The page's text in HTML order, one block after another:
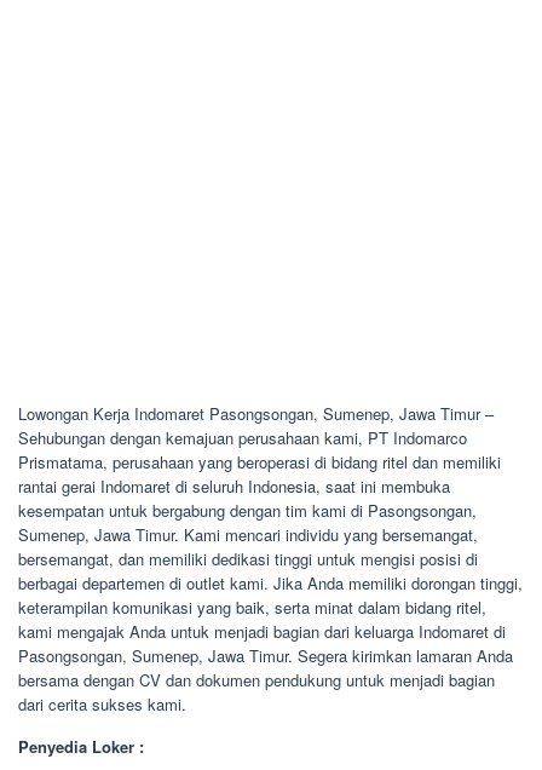
Lowongan Kerja Indomaret Pasongsongan, Sumenep, Jawa Timur –
Sehubungan dengan kemajuan perusahaan kami, PT Indomarco
Prismatama, perusahaan yang beroperasi di bidang ritel dan memiliki
rantai gerai Indomaret di seluruh Indonesia, saat ini membuka
kesempatan untuk bergabung dengan tim kami di Pasongsongan,
Sumenep, Jawa Timur. Kami mencari individu yang bersemangat,
bersemangat, dan memiliki dedikasi tinggi untuk mengisi posisi di
berbagai departemen di outlet kami. Jika Anda memiliki dorongan tinggi,
keterampilan komunikasi yang baik, serta minat dalam bidang ritel,
kami mengajak Anda untuk menjadi bagian dari keluarga Indomaret di
Pasongsongan, Sumenep, Jawa Timur. Segera kirimkan lamaran Anda
bersama dengan CV dan dokumen pendukung untuk menjadi bagian
dari cerita sukses kami.
Penyedia Loker :